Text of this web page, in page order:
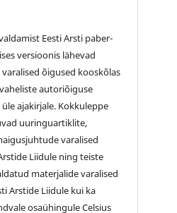
Eesti Arsti paber-
versioonis lähevad
õigused kooskõlas
autoriõiguse
ajakirjale. Kokkuleppe
uuringuartiklite,
varalised
Liidule ning teiste
materjalide varalised
Arstide Liidule kui ka
osaühingule Celsius